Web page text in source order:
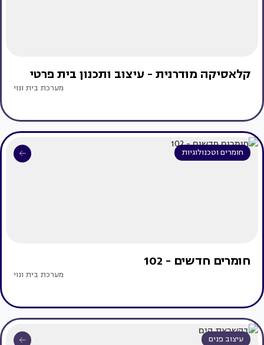
קלאסיקה מודרנית - עיצוב ותכנון בית פרטי
מערכת בית ונוי
חומרים וטכנולוגיות
חומרים חדשים - 102
מערכת בית ונוי
עיצוב פנים